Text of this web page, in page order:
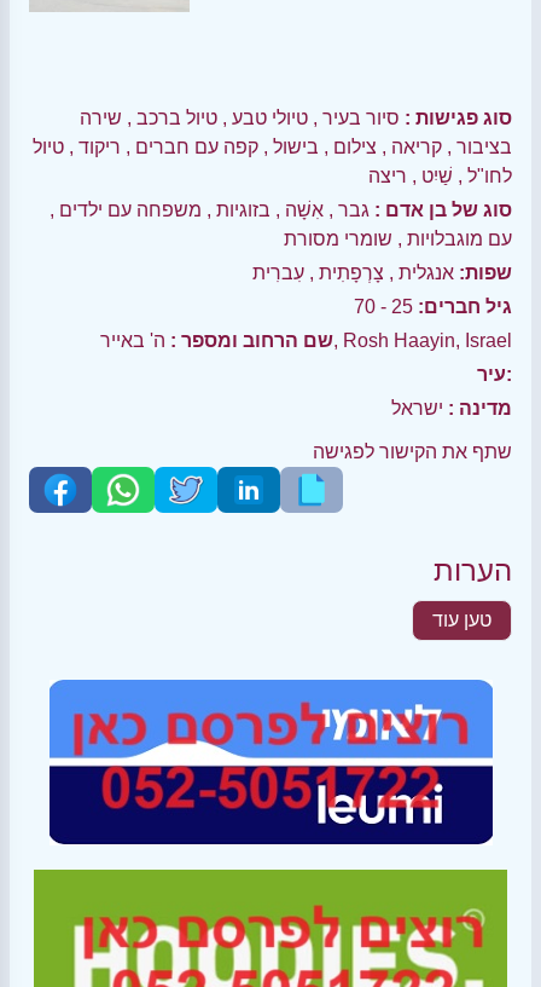
סוג פגישות : סיור בעיר , טיולי טבע , טיול ברכב , שירה
בציבור , קריאה , צילום , בישול , קפה עם חברים , ריקוד , טיול
לחו"ל , שַׁיִט , ריצה
סוג של בן אדם : גבר , אִשָׁה , בזוגיות , משפחה עם ילדים ,
עם מוגבלויות , שומרי מסורת
שפות: אנגלית , צָרְפָתִית , עִברִית
גיל חברים: 25 - 70
שם הרחוב ומספר :ה' באייר, Rosh Haayin, Israel
עיר:
מדינה : ישראל
שתף את הקישור לפגישה
הערות
טען עוד